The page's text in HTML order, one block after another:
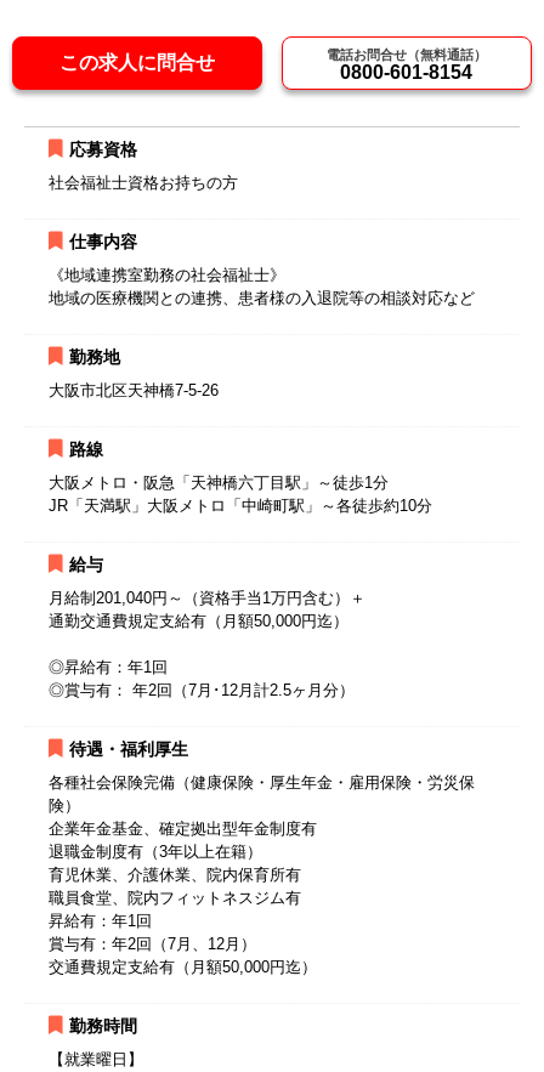
この求人に問合せ 電話お問合せ（無料通話）
0800-601-8154
応募資格
社会福祉士資格お持ちの方
仕事内容
《地域連携室勤務の社会福祉士》
地域の医療機関との連携、患者様の入退院等の相談対応など
勤務地
大阪市北区天神橋7-5-26
路線
大阪メトロ・阪急「天神橋六丁目駅」～徒歩1分
JR「天満駅」大阪メトロ「中崎町駅」～各徒歩約10分
給与
月給制201,040円～（資格手当1万円含む）＋
通勤交通費規定支給有（月額50,000円迄）
◎昇給有：年1回
◎賞与有： 年2回（7月･12月計2.5ヶ月分）
待遇・福利厚生
各種社会保険完備（健康保険・厚生年金・雇用保険・労災保
険）
企業年金基金、確定拠出型年金制度有
退職金制度有（3年以上在籍）
育児休業、介護休業、院内保育所有
職員食堂、院内フィットネスジム有
昇給有：年1回
賞与有：年2回（7月、12月）
交通費規定支給有（月額50,000円迄）
勤務時間
【就業曜日】